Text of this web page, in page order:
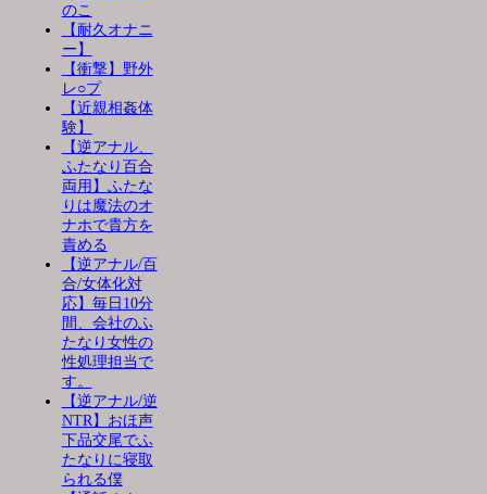
のこ
【耐久オナニ
ー】
【衝撃】野外
レ○プ
【近親相姦体
験】
【逆アナル、
ふたなり百合
両用】ふたな
りは魔法のオ
ナホで貴方を
責める
【逆アナル/百
合/女体化対
応】毎日10分
間、会社のふ
たなり女性の
性処理担当で
す。
【逆アナル/逆
NTR】おほ声
下品交尾でふ
たなりに寝取
られる僕